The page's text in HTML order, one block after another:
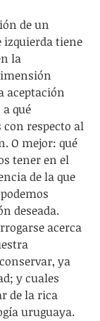
de un
izquierda tiene
la
aceptación
qué
respecto al
O mejor: qué
tener en el
de la que
deseada.
acerca
ya
y cuales
de la rica
uruguaya.